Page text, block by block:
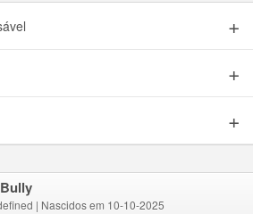
Bully
| Nascidos em 10-10-2025